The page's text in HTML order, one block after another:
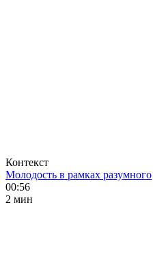
Контекст
Молодость в рамках разумного
00:56
2 мин